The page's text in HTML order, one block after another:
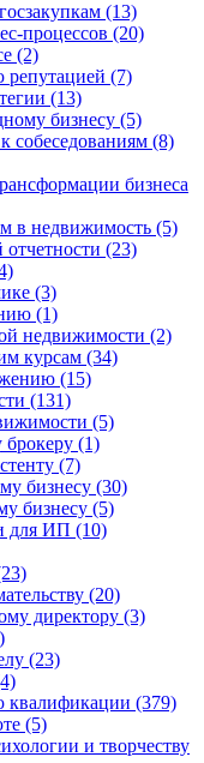
(13)
процессов (20)
(2)
(7)
(13)
бизнесу (5)
собеседованиям (8)
бизнеса
в недвижимость (5)
(23)
(3)
(1)
недвижимости (2)
курсам (34)
(15)
(131)
(5)
(1)
(7)
бизнесу (30)
бизнесу (5)
для ИП (10)
(20)
директору (3)
(23)
(379)
(5)
и творчеству